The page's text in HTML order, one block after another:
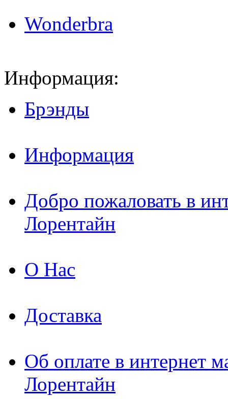
Wonderbra
Информация:
Брэнды
Информация
Добро пожаловать в
Лорентайн
О Нас
Доставка
Об оплате в интернет
Лорентайн